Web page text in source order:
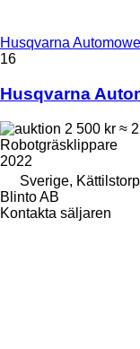
Husqvarna
16
Husqvarna
2 500 kr ≈
Robotgräsklippare
2022
Sverige, Kättilstorp
Blinto AB
Kontakta säljaren